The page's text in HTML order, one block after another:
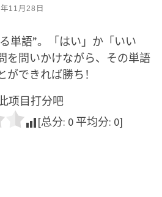
11月28日
単語”。「はい」か「いい
を問いかけながら、その単語
できれば勝ち！
项目打分吧
[总分: 0 平均分: 0]